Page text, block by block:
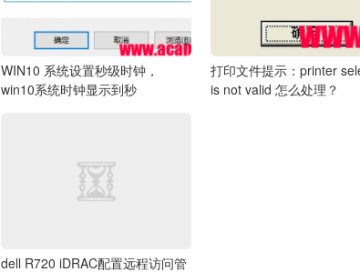
WIN10 系统设置秒级时钟，
win10系统时钟显示到秒
打印文件提示：printer
is not valid 怎么处理？
dell R720 iDRAC配置远程访问管